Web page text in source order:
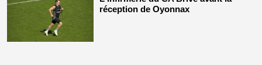
réception de Oyonnax